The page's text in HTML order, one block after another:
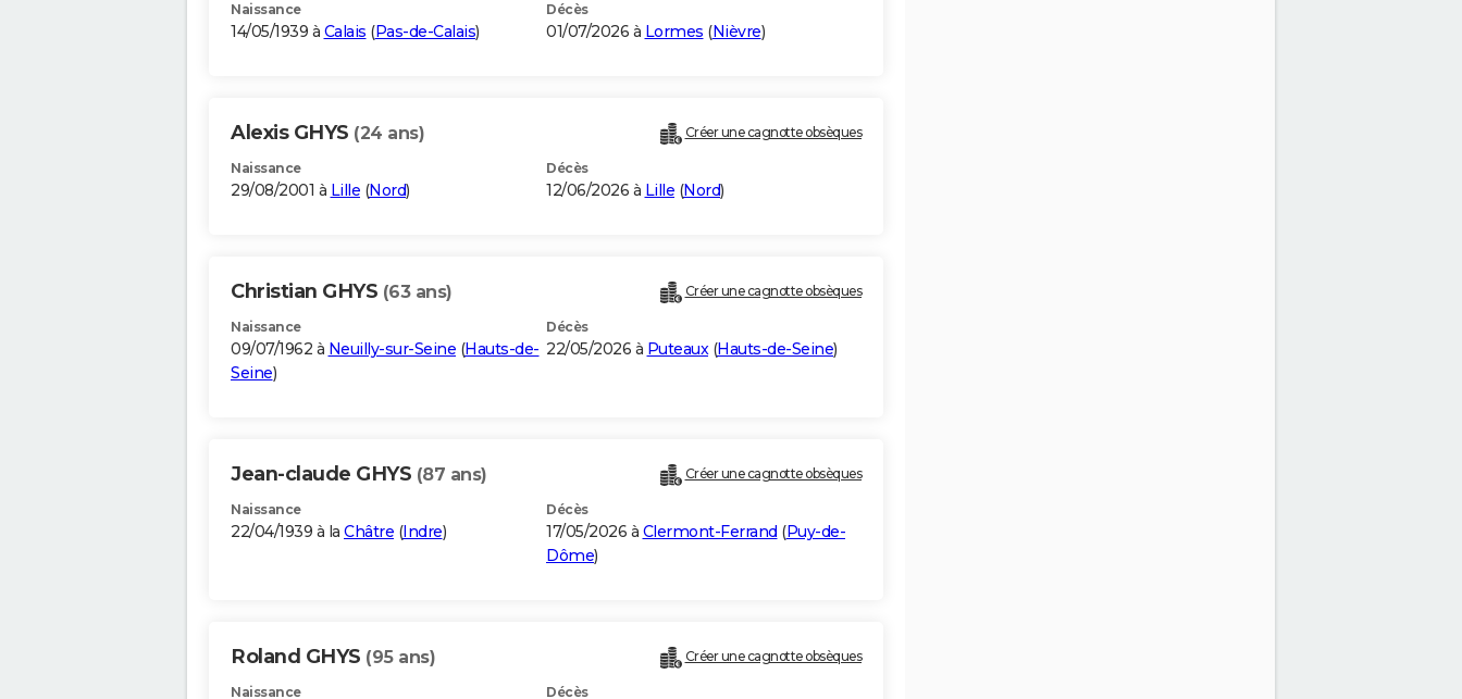
Naissance
14/05/1939 à Calais (Pas-de-Calais)
Décès
01/07/2026 à Lormes (Nièvre)
Alexis GHYS (24 ans) Créer une cagnotte obsèques
Naissance
29/08/2001 à Lille (Nord)
Décès
12/06/2026 à Lille (Nord)
Christian GHYS (63 ans) Créer une cagnotte obsèques
Naissance
09/07/1962 à Neuilly-sur-Seine (Hauts-de-
Seine)
Décès
22/05/2026 à Puteaux(Hauts-de-Seine)
Jean-claude GHYS (87 ans) Créer une cagnotte obsèques
Naissance
22/04/1939 à la Châtre (Indre)
Décès
17/05/2026 à Clermont-Ferrand (Puy-de-
Dôme)
Roland GHYS (95 ans) Créer une cagnotte obsèques
Naissance Décès